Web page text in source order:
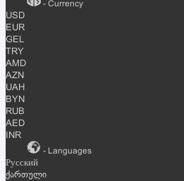
- Currency
USD
EUR
GEL
TRY
AMD
AZN
UAH
BYN
RUB
AED
INR
- Languages
Русский
ქართული